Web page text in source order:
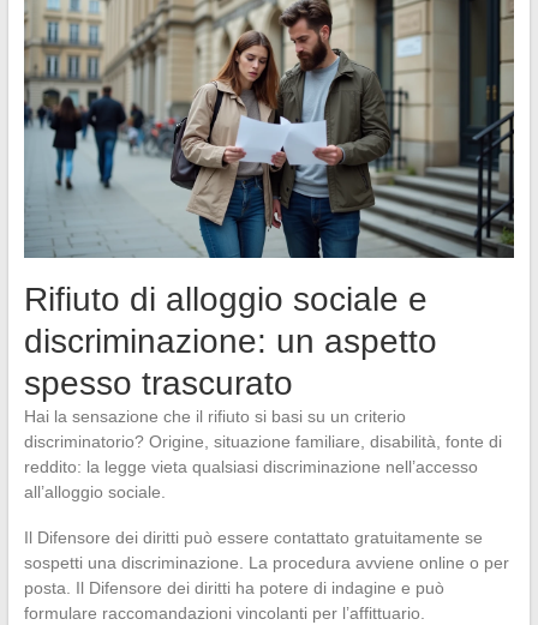
Rifiuto di alloggio sociale e
discriminazione: un aspetto
spesso trascurato
Hai la sensazione che il rifiuto si basi su un criterio
discriminatorio? Origine, situazione familiare, disabilità, fonte di
reddito: la legge vieta qualsiasi discriminazione nell’accesso
all’alloggio sociale.
Il Difensore dei diritti può essere contattato gratuitamente se
sospetti una discriminazione. La procedura avviene online o per
posta. Il Difensore dei diritti ha potere di indagine e può
formulare raccomandazioni vincolanti per l’affittuario.